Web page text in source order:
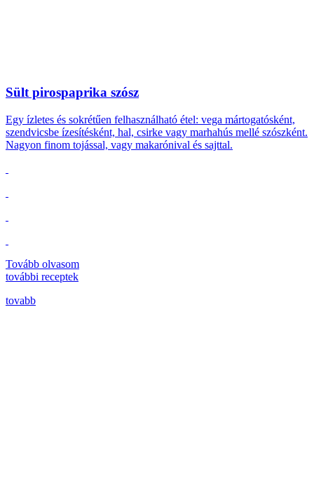
Sült pirospaprika szósz
Egy ízletes és sokrétűen felhasználható étel: vega mártogatósként,
szendvicsbe ízesítésként, hal, csirke vagy marhahús mellé szószként.
Nagyon finom tojással, vagy makarónival és sajttal.
Tovább olvasom
további receptek
tovabb